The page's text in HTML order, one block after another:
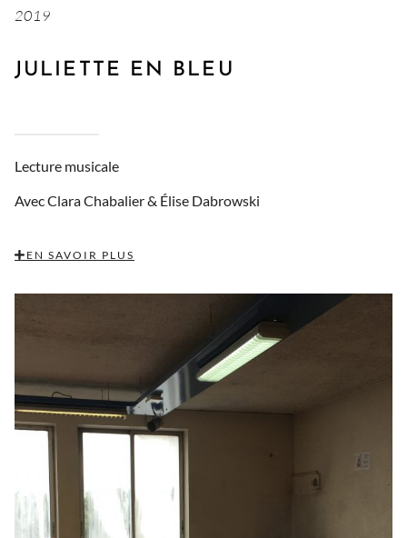
2019
JULIETTE EN BLEU
Lecture musicale
Avec Clara Chabalier & Élise Dabrowski
EN SAVOIR PLUS